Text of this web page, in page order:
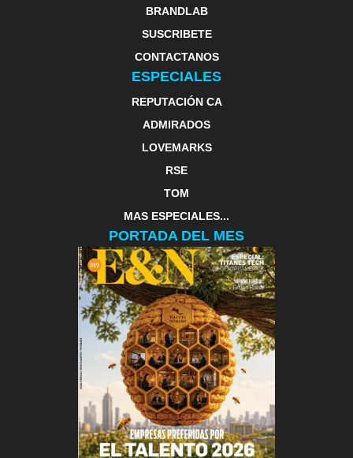
BRANDLAB
SUSCRIBETE
CONTACTANOS
ESPECIALES
REPUTACIÓN CA
ADMIRADOS
LOVEMARKS
RSE
TOM
MAS ESPECIALES...
PORTADA DEL MES